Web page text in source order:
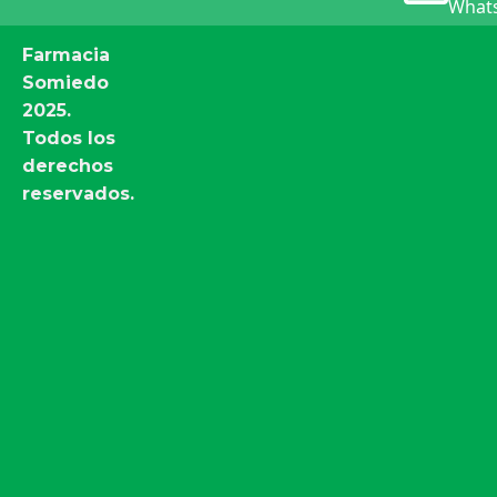
Farmacia
Somiedo
2025.
Todos los
derechos
reservados.